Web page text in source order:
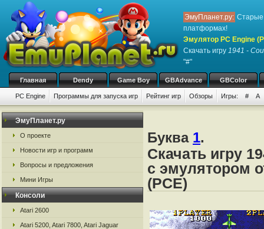
ЭмуПланет.ру: Старые
платформах!
Эмулятор PC Engine
Скачать игру 1941 -
"#"
Главная Dendy Game Boy GBAdvance GBColor
PC Engine Программы для запуска игр Рейтинг игр Обзоры Игры: # A
ЭмуПланет.ру
О проекте
Новости игр и программ
Вопросы и предложения
Мини Игры
Консоли
Atari 2600
Atari 5200, Atari 7800, Atari Jaguar
Буква 1.
Скачать игру
с эмулятором
(PCE)